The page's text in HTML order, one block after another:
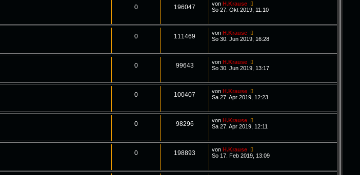
0 196047 vonH.Krause
So 27. Okt 2019, 11:10
0 111469 vonH.Krause
So 30. Jun 2019, 16:28
0 99643 vonH.Krause
So 30. Jun 2019, 13:17
0 100407 vonH.Krause
Sa 27. Apr 2019, 12:23
0 98296 vonH.Krause
Sa 27. Apr 2019, 12:11
0 198893 vonH.Krause
So 17. Feb 2019, 13:09